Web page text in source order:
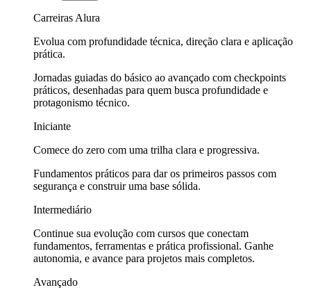
Carreiras Alura
Evolua com profundidade técnica, direção clara e aplicação
prática.
Jornadas guiadas do básico ao avançado com checkpoints
práticos, desenhadas para quem busca profundidade e
protagonismo técnico.
Iniciante
Comece do zero com uma trilha clara e progressiva.
Fundamentos práticos para dar os primeiros passos com
segurança e construir uma base sólida.
Intermediário
Continue sua evolução com cursos que conectam
fundamentos, ferramentas e prática profissional. Ganhe
autonomia, e avance para projetos mais completos.
Avançado